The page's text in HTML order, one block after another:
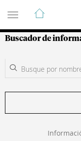
Guía de
Buscador de